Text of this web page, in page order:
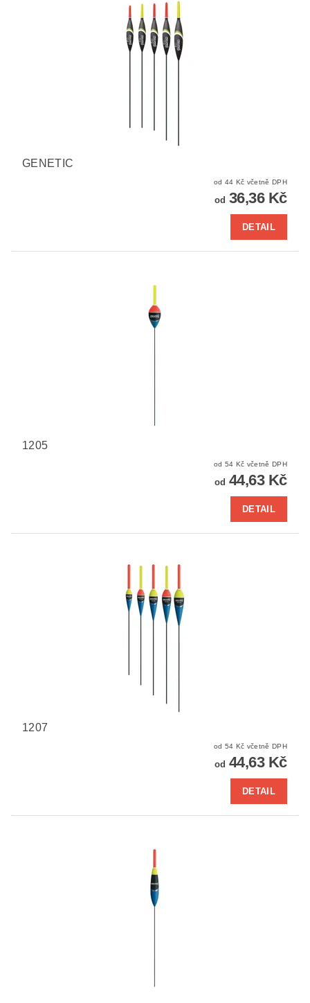
GENETIC
od 44 Kč včetně DPH
od 36,36 Kč
DETAIL
1205
od 54 Kč včetně DPH
od 44,63 Kč
DETAIL
1207
od 54 Kč včetně DPH
od 44,63 Kč
DETAIL